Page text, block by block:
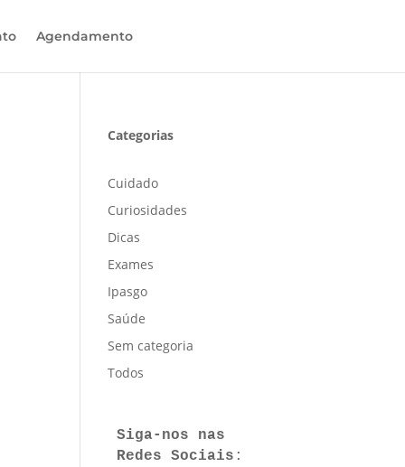
Agendamento
Categorias
Cuidado
Curiosidades
Dicas
Exames
Ipasgo
Saúde
Sem categoria
Todos
Siga-nos nas
Redes Sociais :